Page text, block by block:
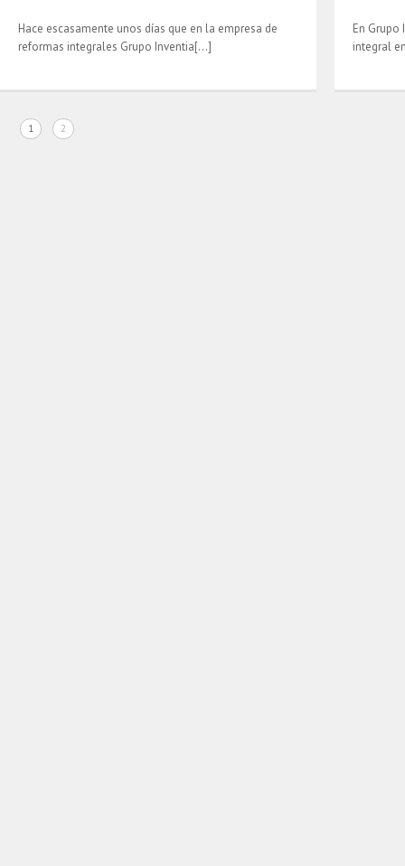
Hace escasamente unos días que en la empresa de
reformas integrales Grupo Inventia[…]
En
integral
1 2